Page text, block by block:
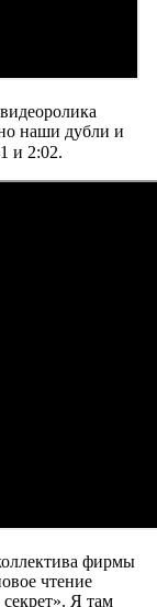
наши дубли и
и 2:02.
фирмы
чтение
Я там